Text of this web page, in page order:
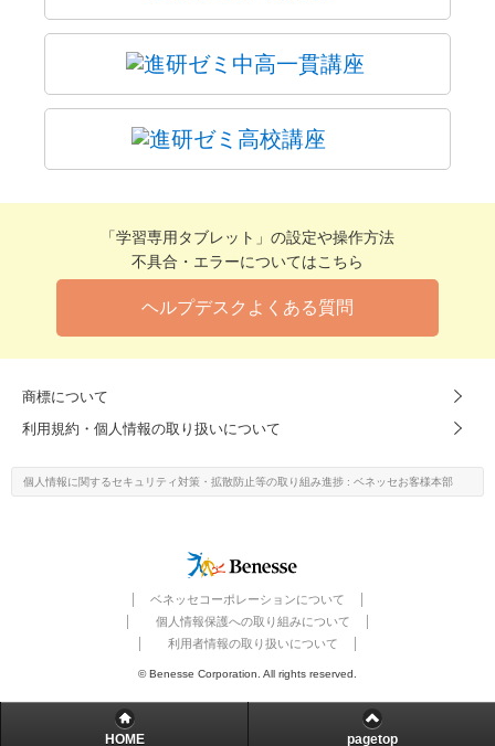
「学習専用タブレット」の設定や操作方法
不具合・エラーについてはこちら
ヘルプデスクよくある質問
商標について
利用規約・個人情報の取り扱いについて
個人情報に関するセキュリティ対策・ 拡散防止等の取り組み進捗 : ベネッセお客様本部
ベネッセコーポレーションについて
個人情報保護への取り組みについて
利用者情報の取り扱いについて
© Benesse Corporation. All rights reserved.
HOME pagetop